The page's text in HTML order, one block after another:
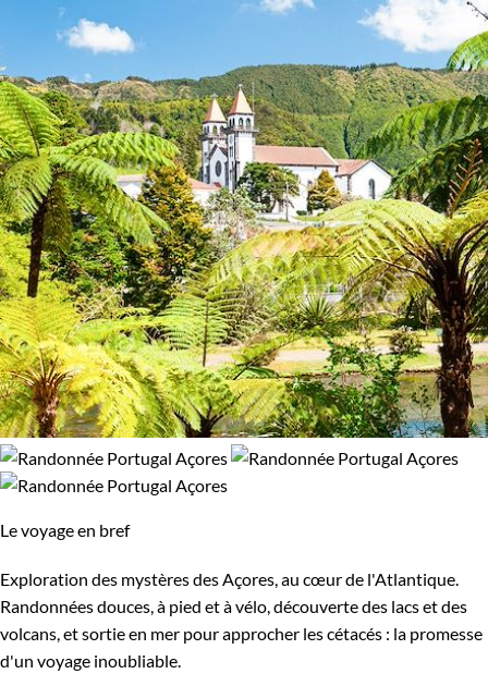
Le voyage en bref
Exploration des mystères des Açores, au cœur de l'Atlantique.
Randonnées douces, à pied et à vélo, découverte des lacs et des
volcans, et sortie en mer pour approcher les cétacés : la promesse
d'un voyage inoubliable.